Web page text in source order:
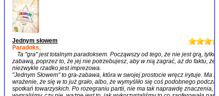
Jednym słowem
Paradoks,
Ta "gra" jest totalnym paradoksem. Począwszy od tego, że nie jest grą, tylko
zabawą, poprzez to, że jej nie potrzebujesz, aby w nią zagrać, aż do faktu, że
niezwykle rzadko jest imprezowa.
"Jednym Słowem" to gra-zabawa, która w swojej prostocie wręcz irytuje. Ma
wrażenie, że się w to już grało, albo, że wymyśliło się coś podobnego podczas
spotkań towarzyskich. Po rozegraniu partii, nie ma tak naprawdę znaczenia,